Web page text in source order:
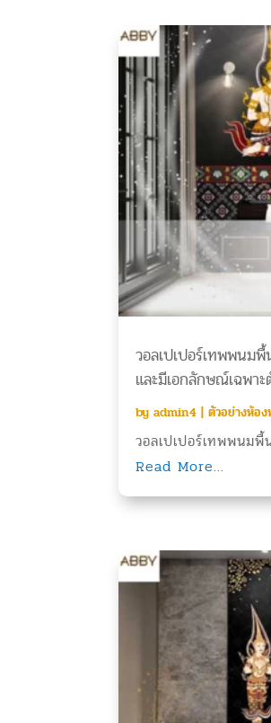
วอลเปเปอร์เทพพนม
และมีเอกลักษณ์เฉพาะ
by admin4 | ตัวอย่างห้อง
วอลเปเปอร์เทพพนม
Read More...